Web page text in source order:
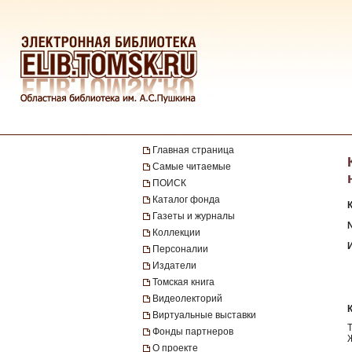
Главная страница
Самые читаемые
ПОИСК
Каталог фонда
Газеты и журналы
Коллекции
Персоналии
Издатели
Томская книга
Видеолекторий
Виртуальные выставки
Фонды партнеров
О проекте